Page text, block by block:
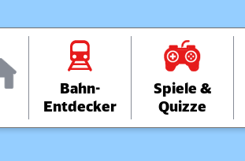
Home
Bahn-
Entdecker
Spiele &
Quizze